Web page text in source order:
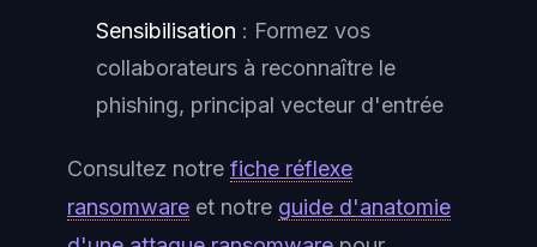
Sensibilisation : Formez vos
collaborateurs à reconnaître le
phishing, principal vecteur d'entrée
Consultez notre fiche réflexe
ransomware et notre guide d'anatomie